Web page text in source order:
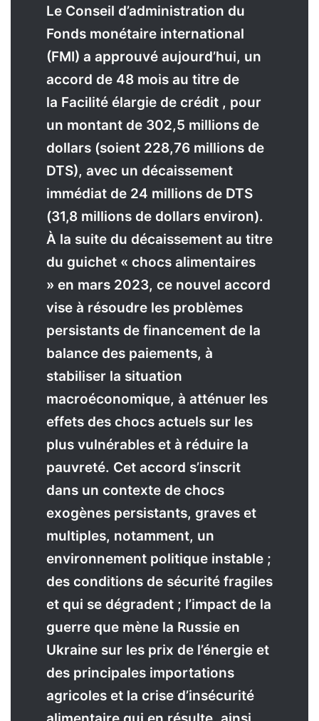
Le Conseil d’administration du
Fonds monétaire international
(FMI) a approuvé aujourd’hui, un
accord de 48 mois au titre de
la Facilité élargie de crédit , pour
un montant de 302,5 millions de
dollars (soient 228,76 millions de
DTS), avec un décaissement
immédiat de 24 millions de DTS
(31,8 millions de dollars environ).
À la suite du décaissement au titre
du guichet « chocs alimentaires
» en mars 2023, ce nouvel accord
vise à résoudre les problèmes
persistants de financement de la
balance des paiements, à
stabiliser la situation
macroéconomique, à atténuer les
effets des chocs actuels sur les
plus vulnérables et à réduire la
pauvreté. Cet accord s’inscrit
dans un contexte de chocs
exogènes persistants, graves et
multiples, notamment, un
environnement politique instable ;
des conditions de sécurité fragiles
et qui se dégradent ; l’impact de la
guerre que mène la Russie en
Ukraine sur les prix de l’énergie et
des principales importations
agricoles et la crise d’insécurité